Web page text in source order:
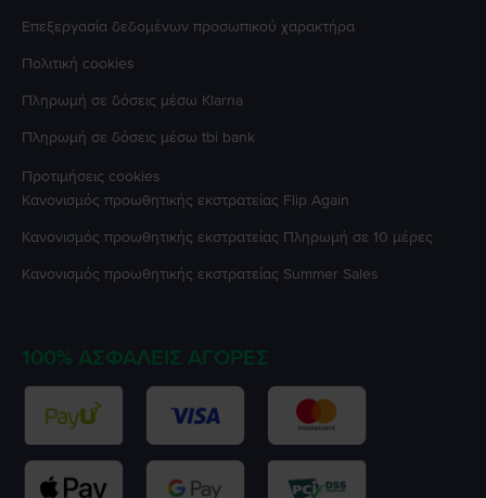
Επεξεργασία δεδομένων προσωπικού χαρακτήρα
Πολιτική cookies
Πληρωμή σε δόσεις μέσω Klarna
Πληρωμή σε δόσεις μέσω tbi bank
Προτιμήσεις cookies
Κανονισμός προωθητικής εκστρατείας Flip Again
Κανονισμός προωθητικής εκστρατείας Πληρωμή σε 10 μέρες
Κανονισμός προωθητικής εκστρατείας Summer Sales
100% ΑΣΦΑΛΕΊΣ ΑΓΟΡΈΣ